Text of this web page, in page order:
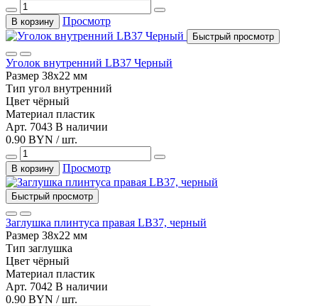
В корзину Просмотр
Быстрый просмотр
Уголок внутренний LB37 Черный
Размер 38х22 мм
Тип угол внутренний
Цвет чёрный
Материал пластик
Арт. 7043 В наличии
0.90 BYN / шт.
В корзину Просмотр
Быстрый просмотр
Заглушка плинтуса правая LB37, черный
Размер 38х22 мм
Тип заглушка
Цвет чёрный
Материал пластик
Арт. 7042 В наличии
0.90 BYN / шт.